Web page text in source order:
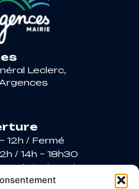
Leclerc,
12h / Fermé
/ 14h – 18h30
12h / 14h – 17h
/ 14h – 17h